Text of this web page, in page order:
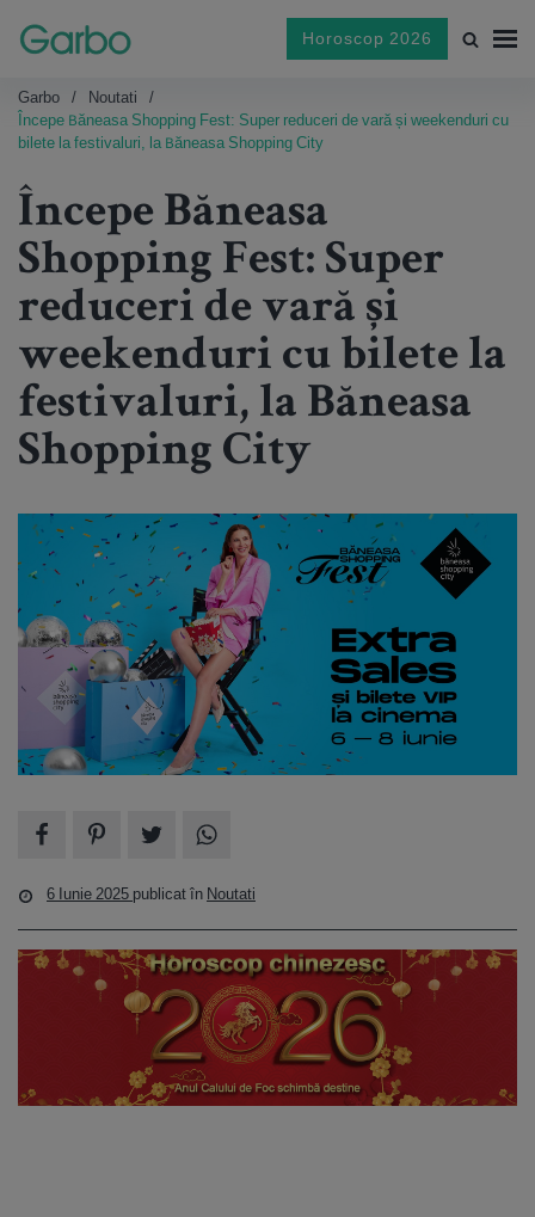
Horoscop 2026
Garbo
Noutati
Începe Băneasa Shopping Fest: Super reduceri de vară și weekenduri cu
bilete la festivaluri, la Băneasa Shopping City
Începe Băneasa
Shopping Fest: Super
reduceri de vară și
weekenduri cu bilete la
festivaluri, la Băneasa
Shopping City
6 Iunie 2025 publicat în Noutati